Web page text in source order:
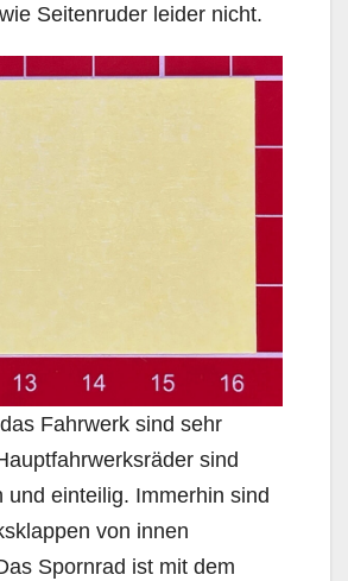
Seitenruder leider nicht.
Fahrwerk sind sehr
sind
und einteilig. Immerhin sind
von innen
Spornrad ist mit dem